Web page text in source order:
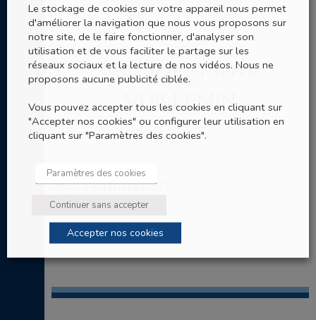
Mgr Jean-Pierre
VUILLEMIN
Evêque
Ses nominations
Evêque du diocèse du Mans
Le stockage de cookies sur votre appareil nous permet
d'améliorer la navigation que nous vous proposons sur
notre site, de le faire fonctionner, d'analyser son
utilisation et de vous faciliter le partage sur les
réseaux sociaux et la lecture de nos vidéos. Nous ne
proposons aucune publicité ciblée.
Vous pouvez accepter tous les cookies en cliquant sur
"Accepter nos cookies" ou configurer leur utilisation en
cliquant sur "Paramètres des cookies".
Paramètres des cookies
Continuer sans accepter
Accepter nos cookies